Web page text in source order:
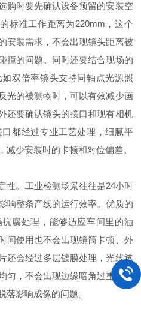
购时要先确认设备预留的安装空
标准工作距离为220mm，这个
安装需求，不会出现镜头距离被
撞的问题。同时还要结合现场的
双倍率镜头支持同轴点光源照
光的被测物时，可以有效减少画
还要确认镜头的接口和现有相机
都经过专业工艺处理，细腻平
少安装时的卡顿和对位偏差。
性。工业检测场景往往是24小时
响整条产线的运行效率。优质的
腐处理，能够适应车间里的油
间使用也不会出现镜筒卡顿、外
还会经过多层镀膜处理，光线透
匀，不会出现边缘暗角过重的情
落影响成像的问题。